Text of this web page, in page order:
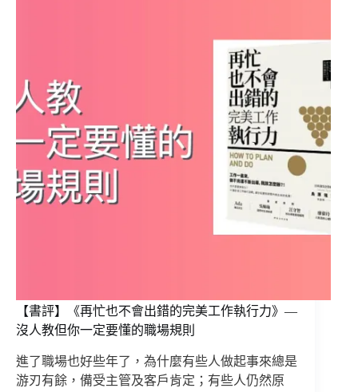
【書評】《再忙也不會出錯的完美工作執行力》—
沒人教但你一定要懂的職場規則
進了職場也好些年了，為什麼有些人做起事來總是
游刃有餘，備受主管及客戶肯定；有些人仍然原